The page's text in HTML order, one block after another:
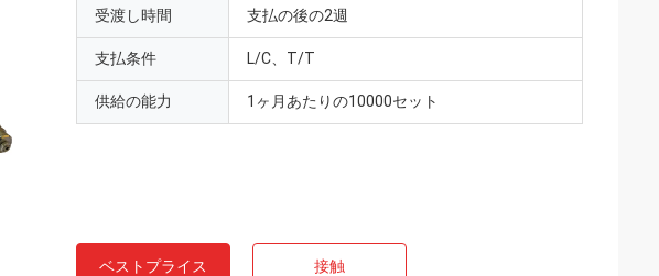
受渡し時間 支払の後の2週
支払条件 L/C、T/T
供給の能力 1ヶ月あたりの10000セット
ベストプライス 接触